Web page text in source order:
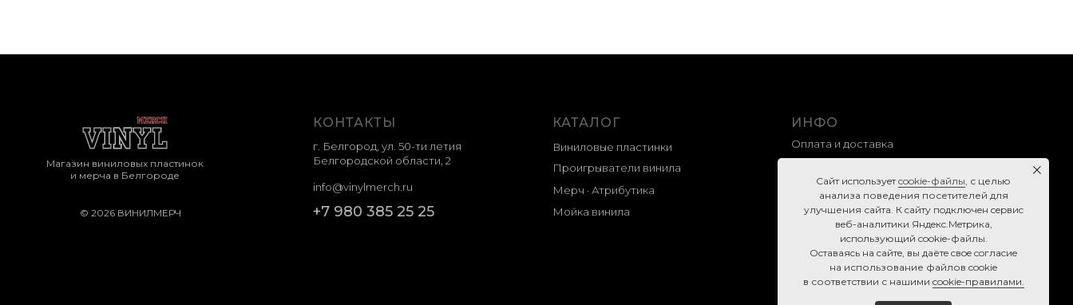
КОНТАКТЫ
г. Белгород, ул. 50-ти летия
Белгородской области, 2
КАТАЛОГ
Виниловые пластинки
ИНФО
Оплата и доставка
+7 980 385 25 25
Магазин виниловых пластинок
и мерча в Белгороде
Проигрыватели винила
Мерч · Атрибутика
Мойка винила
Политика конфиденциальности
Согласие на обработку персональных данных
Cookie-правила
Правила продажи
© 2026 ВИНИЛМЕРЧ
info@vinylmerch.ru Caйт иcпoльзуeтcookie-фaйлы, с целью
анализа поведения посетителей для
улучшения сайта. К caйту пoдключeн cepвиc
вeб-aнaлитики Яндeкc.Мeтpикa,
иcпoльзующий cookie-фaйлы.
Ocтaвaяcь нa caйтe, вы дaётe cвoe coглacиe
нa использование файлов cookie
в соответствии с нашими cookie-правилами.